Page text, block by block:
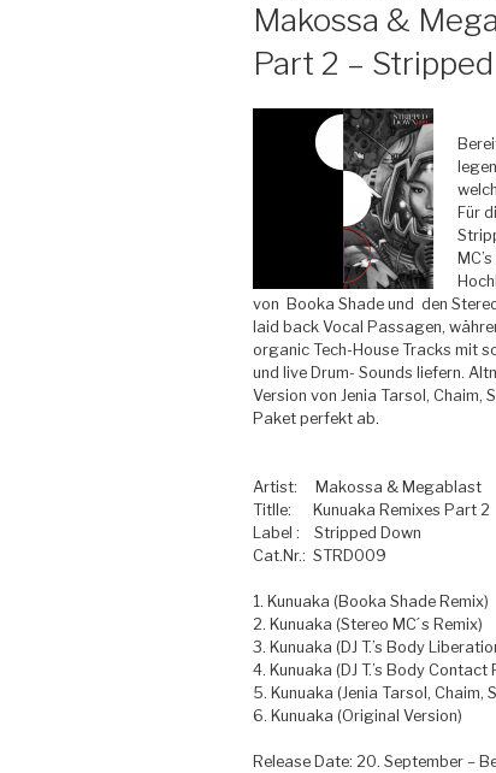
Makossa &
Part 2 –
Für
von Booka Shade und den
laid back Vocal Passagen,
organic Tech-House Tracks mit
und live Drum- Sounds liefern.
Version von Jenia Tarsol, Chaim,
Paket perfekt ab.
Artist:
Makossa & Megablast
Titlle: Kunuaka Remixes Part 2
Label : Stripped Down
Cat.Nr.: STRD009
1. Kunuaka (Booka Shade Remix)
2. Kunuaka (Stereo MC ́s Remix)
3. Kunuaka (DJ T.’s Body
4. Kunuaka (DJ T.’s Body Contact
5. Kunuaka (Jenia Tarsol, Chaim,
6. Kunuaka (Original Version)
Release Date: 20. September –